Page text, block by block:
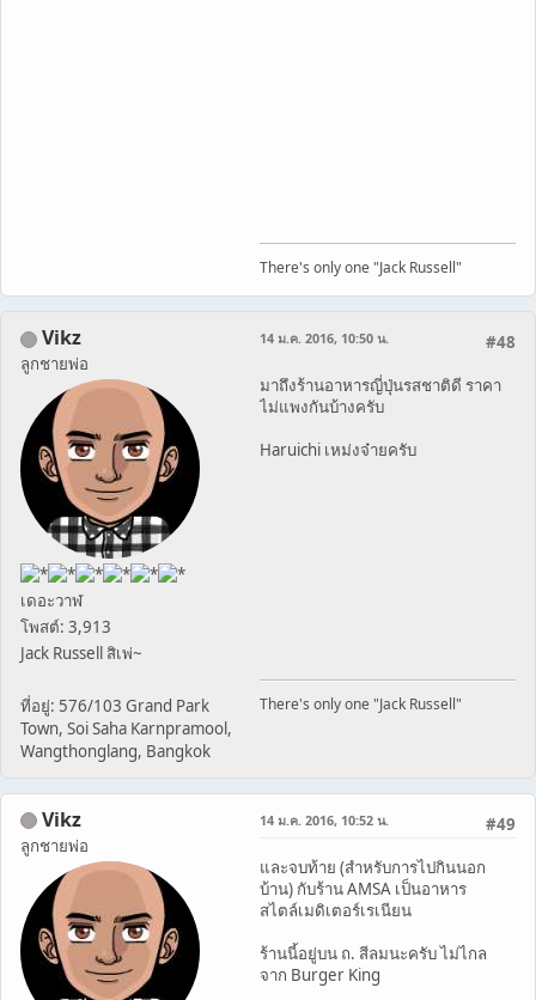
There's only one "Jack Russell"
Vikz
ลูกชายพ่อ
เดอะวาฬ
โพสต์: 3,913
Jack Russell สิเพ่~
ที่อยู่: 576/103 Grand Park
Town, Soi Saha Karnpramool,
Wangthonglang, Bangkok
#48
14 ม.ค. 2016, 10:50 น.
มาถึงร้านอาหารญี่ปุ่นรสชาติดี ราคา
ไม่แพงกันบ้างครับ
Haruichi เหม่งจ๋ายครับ
There's only one "Jack Russell"
Vikz
ลูกชายพ่อ
#49
14 ม.ค. 2016, 10:52 น.
และจบท้าย (สำหรับการไปกินนอก
บ้าน) กับร้าน AMSA เป็นอาหาร
สไตล์เมดิเตอร์เรเนียน
ร้านนี้อยู่บน ถ. สีลมนะครับ ไม่ไกล
จาก Burger King